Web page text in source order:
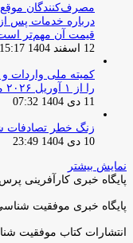
مصرف‌کنندگان
درباره خدمات پس
قیمت آن مهم‌تر
12 اسفند 1404 15:17
کمیته ملی واردات
را از ۱ آوریل ۲۰۲۶ ممنوع کرد
11 دی 1404 07:32
زنگ خطر تصادفات
10 دی 1404 23:49
نمایش بیشتر
پایگاه خبری کارآفرینی پرس
پایگاه خبری موفقیت
انتشارات کتاب موفقیت